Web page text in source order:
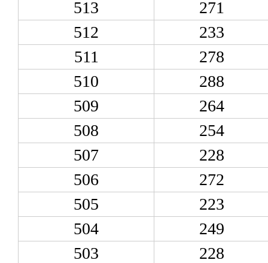
513
271
512
233
511
278
510
288
509
264
508
254
507
228
506
272
505
223
504
249
503
228